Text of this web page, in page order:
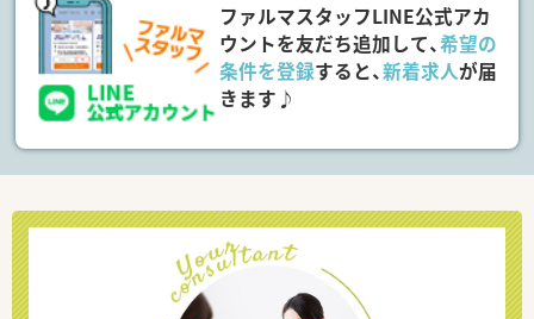
ファルマスタッフLINE公式アカ
ウントを友だち追加して、希望の
条件を登録すると、新着求人が届
きます♪